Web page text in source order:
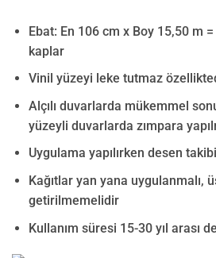
Ebat: En 106 cm x Boy 15,50 m =
kaplar
Vinil yüzeyi leke tutmaz
Alçılı duvarlarda mükemmel
yüzeyli duvarlarda zımpara
Uygulama yapılırken desen
Kağıtlar yan yana uygulanmalı,
getirilmemelidir
Kullanım süresi 15-30 yıl arası